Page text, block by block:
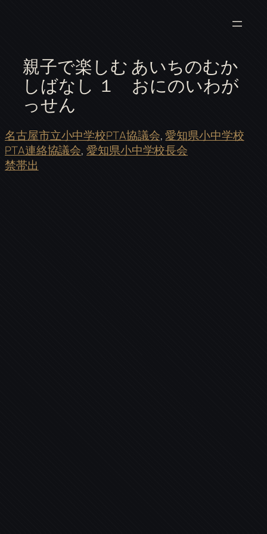
親子で楽しむ あいちのむか
しばなし １ おにのいわが
っせん
名古屋市立小中学校PTA協議会, 愛知県小中学校
PTA連絡協議会, 愛知県小中学校長会
禁帯出